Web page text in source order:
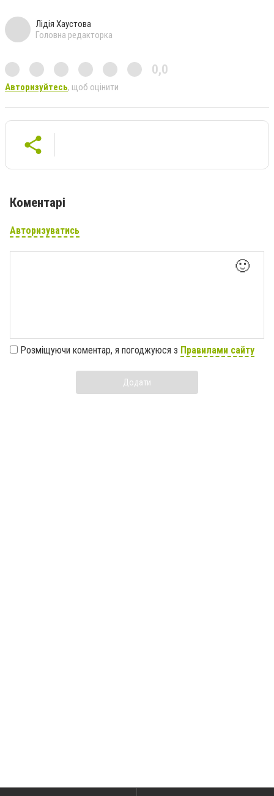
Лідія Хаустова
Головна редакторка
0,0
Авторизуйтесь, щоб оцінити
Коментарі
Авторизуватись
🙂
Розміщуючи коментар, я погоджуюся з Правилами сайту
Додати